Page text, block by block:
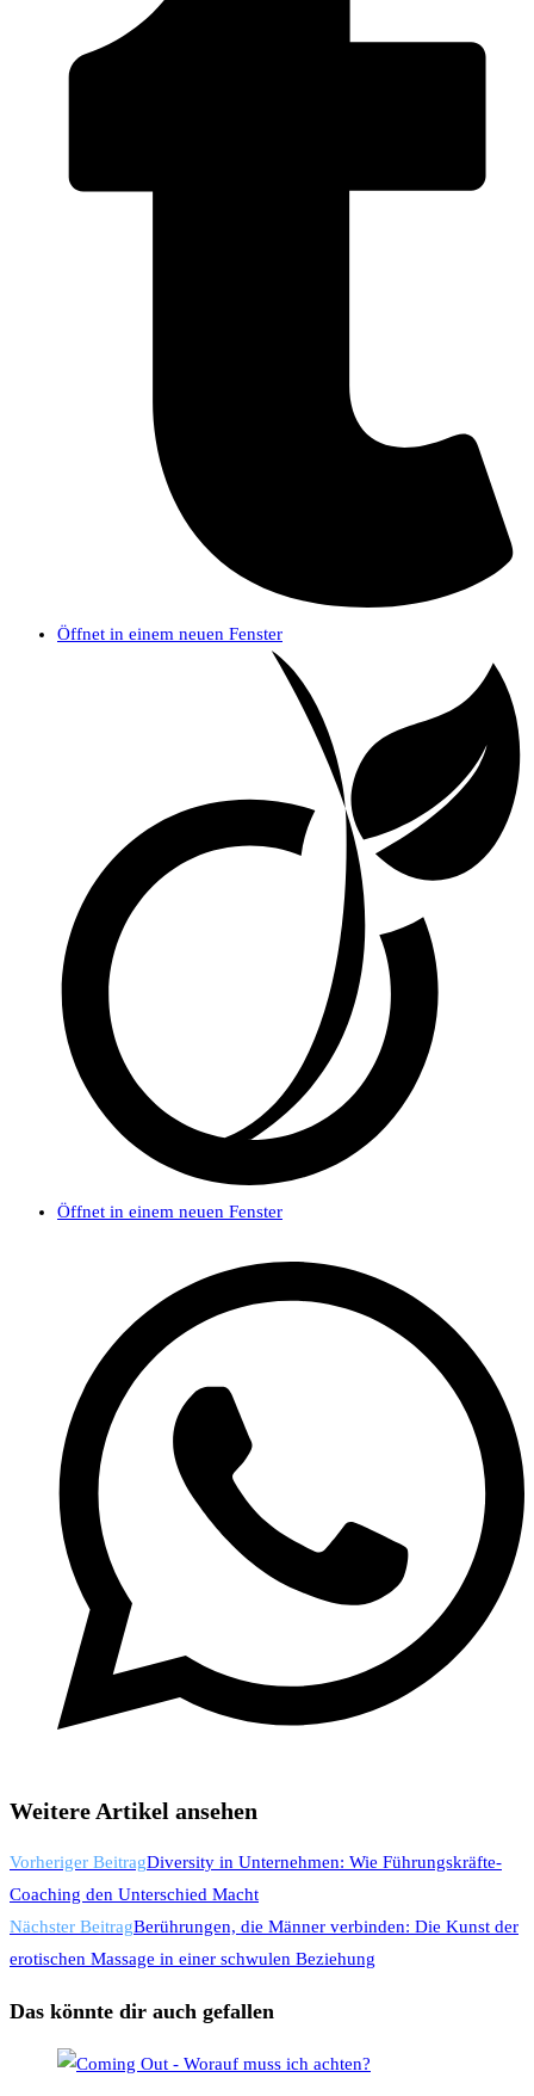
Öffnet in einem neuen Fenster
Öffnet in einem neuen Fenster
Weitere Artikel ansehen
Vorheriger BeitragDiversity in Unternehmen: Wie Führungskräfte-
Coaching den Unterschied Macht
Nächster BeitragBerührungen, die Männer verbinden: Die Kunst der
erotischen Massage in einer schwulen Beziehung
Das könnte dir auch gefallen